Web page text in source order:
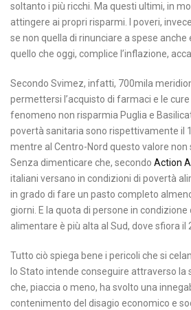
soltanto i più ricchi. Ma questi ultimi, in
attingere ai propri risparmi. I poveri,
se non quella di rinunciare a spese anche
quello che oggi, complice l’inflazione,
Secondo Svimez, infatti, 700mila
permettersi l’acquisto di farmaci e le
fenomeno non risparmia Puglia e
povertà sanitaria sono rispettivamente il
mentre al Centro-Nord questo valore non
Senza dimenticare che, secondo Action
italiani versano in condizioni di povertà
in grado di fare un pasto completo
giorni. E la quota di persone in
alimentare è più alta al Sud, dove sfiora il
Tutto ciò spiega bene i pericoli che si
lo Stato intende conseguire attraverso la
che, piaccia o meno, ha svolto una
contenimento del disagio economico e